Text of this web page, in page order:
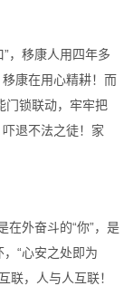
”，移康人用四年多
康在用心精耕！而
门锁联动，牢牢把
退不法之徒！家
在外奋斗的“你”，是
，“心安之处即为
联，人与人互联！